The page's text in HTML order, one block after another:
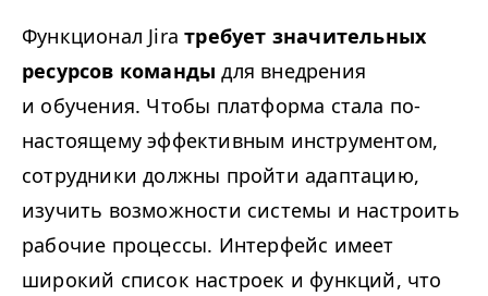
Функционал Jiraтребует значительных
ресурсов командыдля внедрения
и обучения. Чтобы платформа стала по-
настоящему эффективным инструментом,
сотрудники должны пройти адаптацию,
изучить возможности системы и настроить
рабочие процессы. Интерфейс имеет
широкий список настроек и функций, что